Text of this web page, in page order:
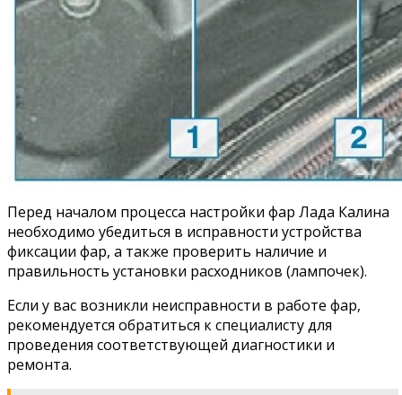
Перед началом процесса настройки фар Лада Калина
необходимо убедиться в исправности устройства
фиксации фар, а также проверить наличие и
правильность установки расходников (лампочек).
Если у вас возникли неисправности в работе фар,
рекомендуется обратиться к специалисту для
проведения соответствующей диагностики и
ремонта.